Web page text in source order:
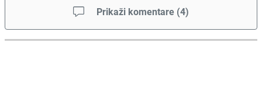
Prikaži komentare (4)